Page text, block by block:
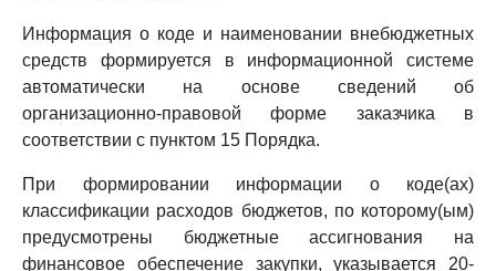
Информация о коде и наименовании внебюджетных
средств формируется в информационной системе
автоматически на основе сведений об
организационно-правовой форме заказчика в
соответствии с пунктом 15 Порядка.
При формировании информации о коде(ах)
классификации расходов бюджетов, по которому(ым)
предусмотрены бюджетные ассигнования на
финансовое обеспечение закупки, указывается 20-